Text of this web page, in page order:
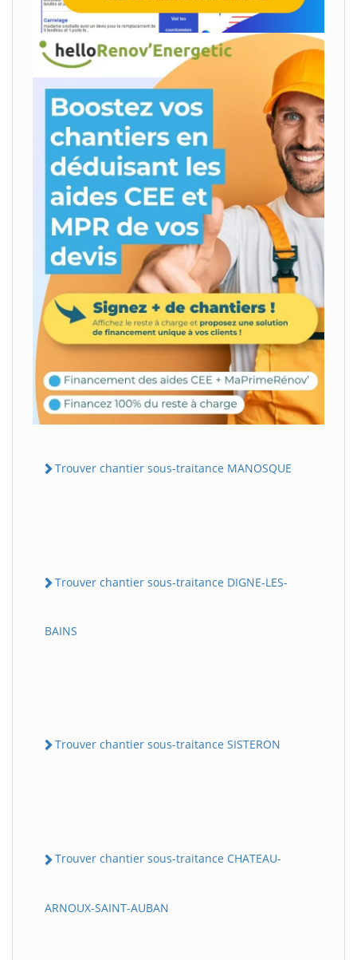
Trouver chantier sous-traitance MANOSQUE
Trouver chantier sous-traitance DIGNE-LES-
BAINS
Trouver chantier sous-traitance SISTERON
Trouver chantier sous-traitance CHATEAU-
ARNOUX-SAINT-AUBAN